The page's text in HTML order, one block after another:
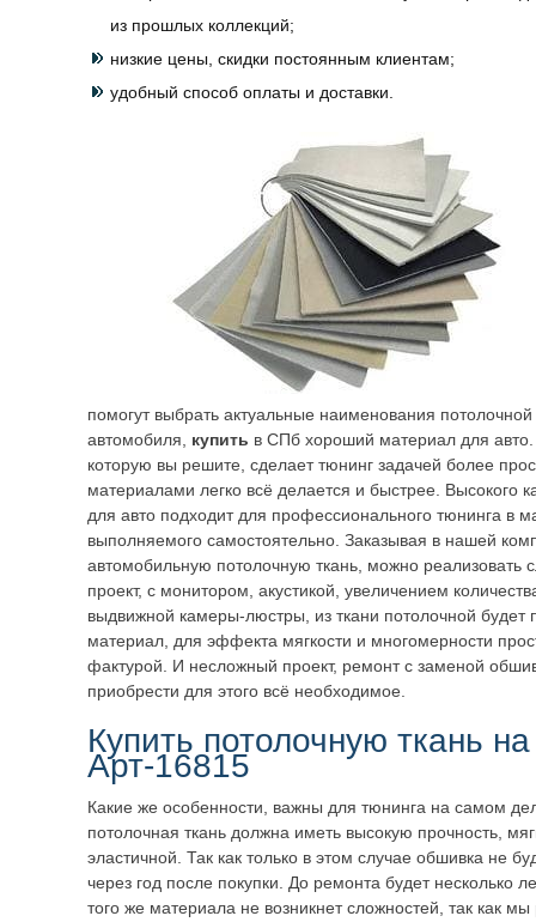
из прошлых коллекций;
низкие цены, скидки постоянным клиентам;
удобный способ оплаты и доставки.
помогут выбрать актуальные наименования
автомобиля, купить в СПб хороший материал для авто.
которую вы решите, сделает тюнинг задачей более
материалами легко всё делается и быстрее. Высокого
для авто подходит для профессионального тюнинга в
выполняемого самостоятельно. Заказывая в нашей
автомобильную потолочную ткань, можно реализовать
проект, с монитором, акустикой, увеличением
выдвижной камеры-люстры, из ткани потолочной будет
материал, для эффекта мягкости и многомерности
фактурой. И несложный проект, ремонт с заменой
приобрести для этого всё необходимое.
Купить потолочную ткань
Арт-16815
Какие же особенности, важны для тюнинга на самом
потолочная ткань должна иметь высокую прочность,
эластичной. Так как только в этом случае обшивка не
через год после покупки. До ремонта будет несколько
того же материала не возникнет сложностей, так как